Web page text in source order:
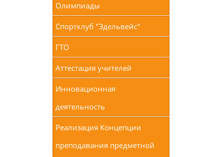
Олимпиады
Спортклуб "Эдельвейс"
ГТО
Аттестация учителей
Инновационная
деятельность
Реализация Концепции
преподавания предметной